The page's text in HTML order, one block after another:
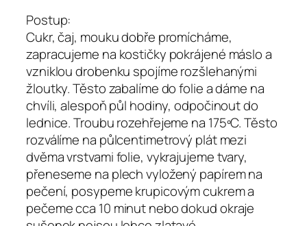
Postup:
Cukr, čaj, mouku dobře promícháme,
zapracujeme na kostičky pokrájené máslo a
vzniklou drobenku spojíme rozšlehanými
žloutky. Těsto zabalíme do folie a dáme na
chvíli, alespoň půl hodiny, odpočinout do
lednice. Troubu rozehřejeme na 175ºC. Těsto
rozválíme na půlcentimetrový plát mezi
dvěma vrstvami folie, vykrajujeme tvary,
přeneseme na plech vyložený papírem na
pečení, posypeme krupicovým cukrem a
pečeme cca 10 minut nebo dokud okraje